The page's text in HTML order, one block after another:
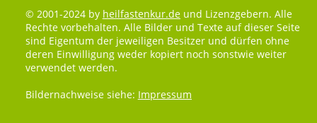
© 2001-2024 by heilfastenkur.deund Lizenzgebern. Alle
Rechte vorbehalten. Alle Bilder und Texte auf dieser Seite
sind Eigentum der jeweiligen Besitzer und dürfen ohne
deren Einwilligung weder kopiert noch sonstwie weiter
verwendet werden.
Bildernachweise siehe: Impressum